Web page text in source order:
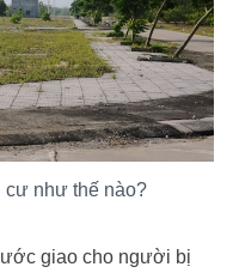
cư như thế nào?
giao cho người bị